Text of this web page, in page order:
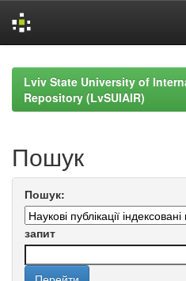
navigationLviv State University of
Repository (LvSUIAIR)
Пошук
Пошук:
запит